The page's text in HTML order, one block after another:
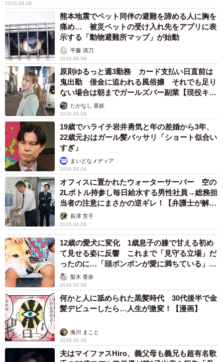
相棒役で出演。映画・ドラマだけではなく、舞台でも活躍
する国民的女優。大人気の『プロポーズ大作戦』や『コン
フィデンスマンJP』ではウェディングドレス姿を披露し、
多くの女性を虜にしてきました。
「大人な長澤まさみさんのドレス姿がみたい！」「笑顔が
可愛いからドレス姿は絶対女神！」
【10位：浜辺美波】
代表作『君の膵臓をたべたい』や『約束のネバーランド』
など数々のドラマや映画に出演し、特に20代の女性たちか
らの憧れの的。ドレス姿でCMにも出演した過去も。
「透明感があってドレス姿みてみたい」「まさに天使！」
2026.08.08
熊本地震でペット同伴の避難を諦める人に胸を
痛め… 被災ペットの受け入れ先をアプリに表
示する「動物避難所マップ」が始動
平藤 清刀
2026.08.08
原則ゆるっと週3勤務 カード支払い日直前は
鬼出勤 借金に追われる風俗嬢 それでも足り
ない場合は朝までガールズバー副業【現役キャ
ストに取材】
たかなし 亜妖
2026.08.08
19歳でハライチ岩井勇気と年の差婚から3年、
22歳元おはガール髪バッサリ「ショート似合い
すぎ」
まいどなメディア
2026.08.08
オフィスに置かれたウォーターサーバー 空の
2Lボトル持参し毎日給水する男性社員→総務担
当者の注意にまさかの逆ギレ！【弁護士が解
説】長澤 芳子
2026.08.08
12歳の愛犬に変化 1歳息子の膝で甘える初め
て見せる姿に反響 これまで「見守る立場」だ
ったのに…「頭ポンポンが愛に満ちている」
「尊…」
梨木 香奈
2026.08.08
何かと人に舐められた黒髪時代 30代後半で金
髪デビューしたら…人生が激変！【漫画】
海川 まこと
2026.08.08
夫はマイファスHiro、義父母も義兄も超有名歌